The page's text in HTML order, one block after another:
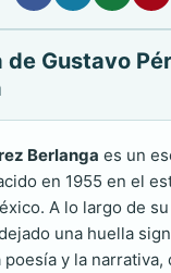
de Gustavo
Berlanga es un
en 1955 en el
A lo largo de
una huella
y la narrativa,